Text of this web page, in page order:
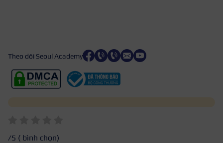
Theo dõi Seoul Academy
/5 ( bình chọn)